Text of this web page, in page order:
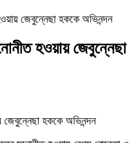
জেবুন্নেছা হককে অভিনন্দন
হওয়ায় জেবুন্নেছা